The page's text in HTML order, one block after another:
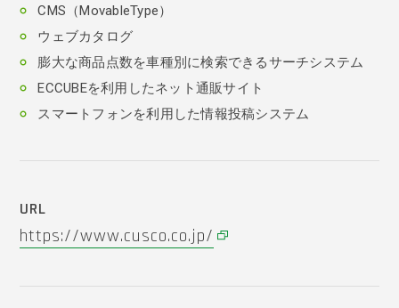
CMS（MovableType）
ウェブカタログ
膨大な商品点数を車種別に検索できるサーチシステム
ECCUBEを利用したネット通販サイト
スマートフォンを利用した情報投稿システム
URL
https://www.cusco.co.jp/